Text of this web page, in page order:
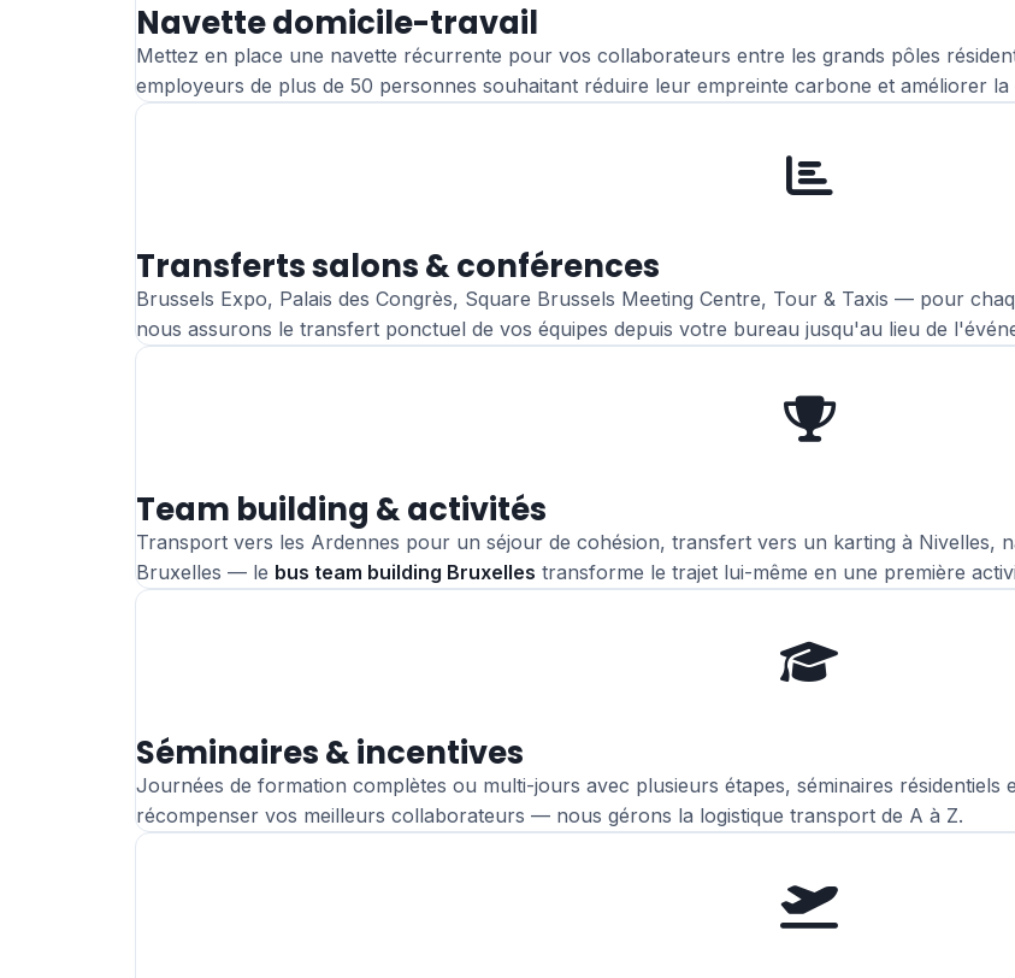
Navette domicile-travail
Mettez en place une navette récurrente pour vos collaborateurs entre les grands pôles
employeurs de plus de 50 personnes souhaitant réduire leur empreinte carbone et améliorer la
Transferts salons & conférences
Brussels Expo, Palais des Congrès, Square Brussels Meeting Centre, Tour & Taxis — pour
nous assurons le transfert ponctuel de vos équipes depuis votre bureau jusqu'au lieu de
Team building & activités
Transport vers les Ardennes pour un séjour de cohésion, transfert vers un karting à Nivelles,
Bruxelles — le bus team building Bruxelles transforme le trajet lui-même en une première
Séminaires & incentives
Journées de formation complètes ou multi-jours avec plusieurs étapes, séminaires
récompenser vos meilleurs collaborateurs — nous gérons la logistique transport de A à Z.